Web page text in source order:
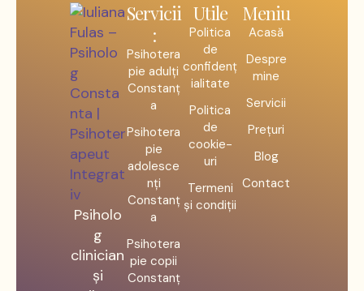
Psiholo
g
clinician
și
Servicii
:
Psihotera
pie adulți
Constanț
a
Psihotera
pie
adolesce
nți
Constanț
a
Psihotera
pie copii
Constanț
Utile
Politica
de
confidenț
ialitate
Politica
de
cookie-
uri
Termeni
și condiții
Meniu
Acasă
Despre
mine
Servicii
Prețuri
Blog
Contact